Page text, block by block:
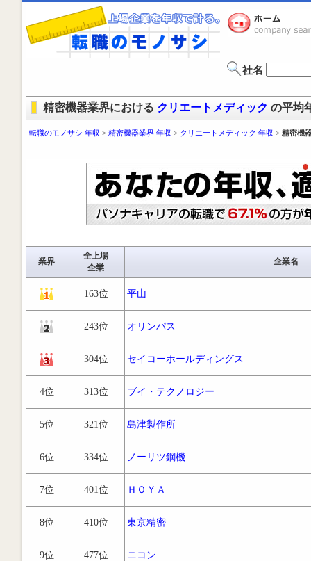
社名
精密機器業界における クリエートメディック の平均
転職のモノサシ 年収 > 精密機器業界 年収 > クリエートメディック 年収 > 精密機
業界
全上場
企業
企業名
163位 平山
243位 オリンパス
304位 セイコーホールディングス
4位 313位 ブイ・テクノロジー
5位 321位 島津製作所
6位 334位 ノーリツ鋼機
7位 401位 ＨＯＹＡ
8位 410位 東京精密
9位 477位 ニコン